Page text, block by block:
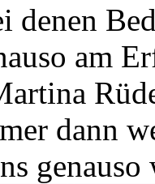
denen
am
dann